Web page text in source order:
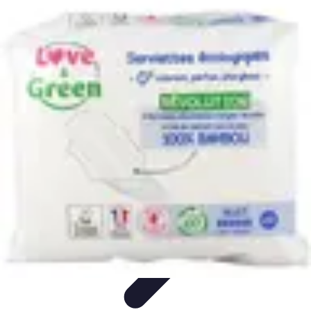
Ecommerce Produits Bio
Stratégies de Lancement
Stratégies de VenteChoix des
Ecommerce Produits Bio